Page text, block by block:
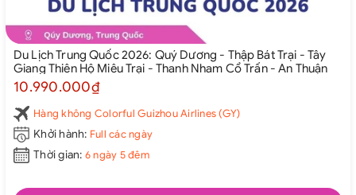
Du Lịch Trung Quốc 2026: Quý Dương - Thập Bát Trại - Tây
Giang Thiên Hộ Miêu Trại - Thanh Nham Cổ Trấn - An Thuận
10.990.000₫
Hàng không Colorful Guizhou Airlines (GY)
Khởi hành: Full các ngày
Thời gian: 6 ngày 5 đêm